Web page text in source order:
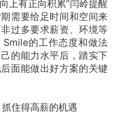
上有正向积累”闫岭提醒
需要给足时间和空间来
过多要求薪资、环境等
的工作态度和做法
的能力水平后，踏实下
面能做出好方案的关键
住得高薪的机遇